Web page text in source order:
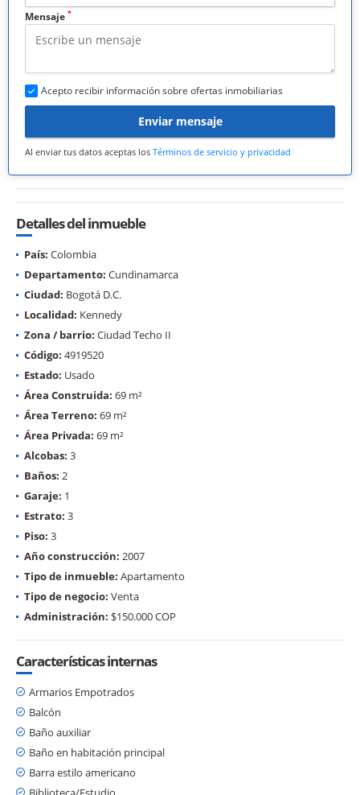
Mensaje *
Acepto recibir información sobre ofertas inmobiliarias
Enviar mensaje
Al enviar tus datos aceptas los Términos de servicio y privacidad
Detalles del inmueble
País: Colombia
Departamento: Cundinamarca
Ciudad: Bogotá D.C.
Localidad: Kennedy
Zona / barrio: Ciudad Techo II
Código: 4919520
Estado: Usado
Área Construida: 69 m²
Área Terreno: 69 m²
Área Privada: 69 m²
Alcobas: 3
Baños: 2
Garaje: 1
Estrato: 3
Piso: 3
Año construcción: 2007
Tipo de inmueble: Apartamento
Tipo de negocio: Venta
Administración: $150.000 COP
Características internas
Armarios Empotrados
Balcón
Baño auxiliar
Baño en habitación principal
Barra estilo americano